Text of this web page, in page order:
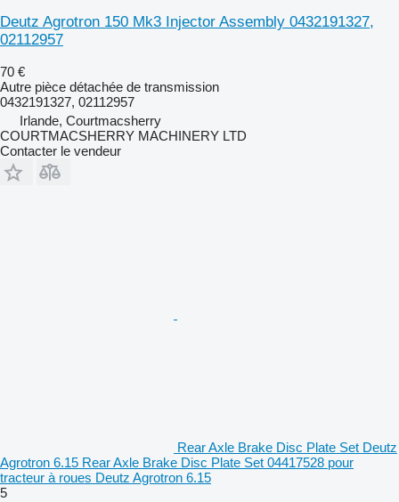
Deutz Agrotron 150 Mk3 Injector Assembly 0432191327,
02112957
70 €
Autre pièce détachée de transmission
0432191327, 02112957
Irlande, Courtmacsherry
COURTMACSHERRY MACHINERY LTD
Contacter le vendeur
Rear Axle Brake Disc Plate Set Deutz
Agrotron 6.15 Rear Axle Brake Disc Plate Set 04417528 pour
tracteur à roues Deutz Agrotron 6.15
5